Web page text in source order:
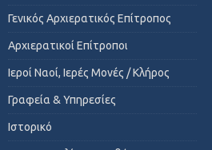
Γενικός Αρχιερατικός Επίτροπος
Αρχιερατικοί Επίτροποι
Ιεροί Ναοί, Ιερές Μονές / Κλήρος
Γραφεία & Υπηρεσίες
Ιστορικό